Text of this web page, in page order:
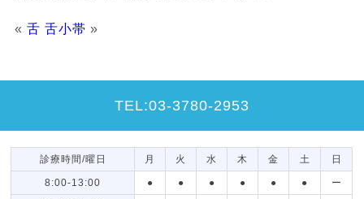
« 舌 舌小帯 »
TEL:03-3780-2953
診療時間/曜日 月 火 水 木 金 土 日
8:00-13:00 ● ● ● ● ● ● ー